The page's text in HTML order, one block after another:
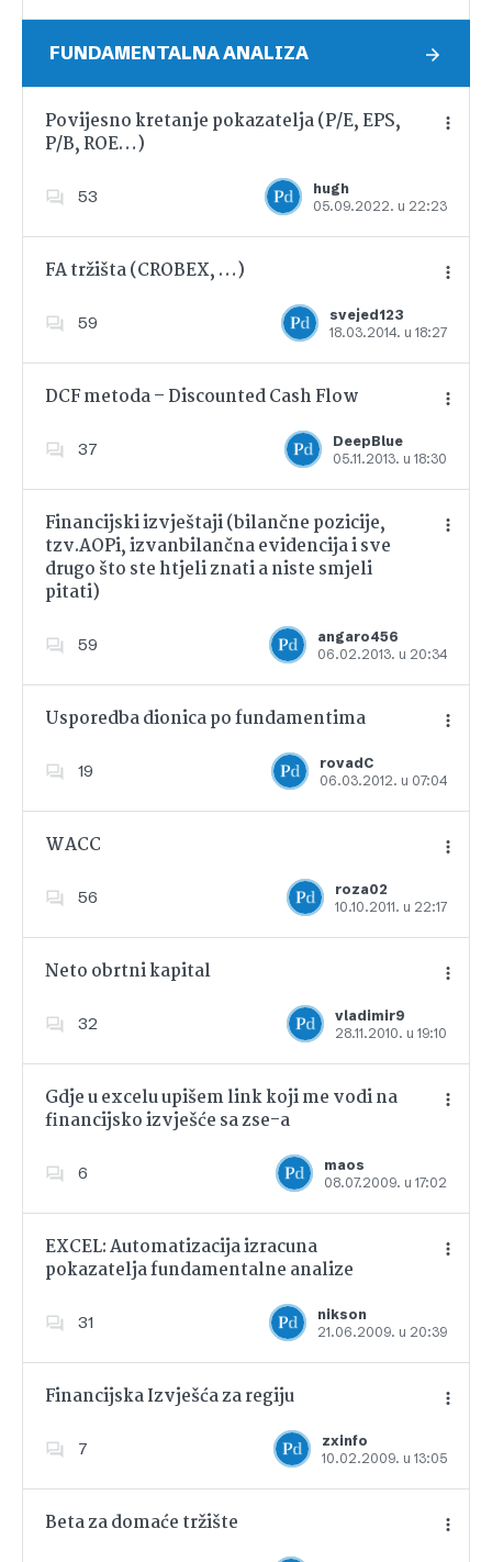
FUNDAMENTALNA ANALIZA
Povijesno kretanje pokazatelja (P/E, EPS,
P/B, ROE…)
53
hugh
05.09.2022. u 22:23
Dodajte u favorite
FA tržišta (CROBEX, …)
59
svejed123
18.03.2014. u 18:27
Dodajte u favorite
DCF metoda – Discounted Cash Flow
37
DeepBlue
05.11.2013. u 18:30
Dodajte u favorite
Financijski izvještaji (bilančne pozicije,
tzv.AOPi, izvanbilančna evidencija i sve
drugo što ste htjeli znati a niste smjeli
pitati)
59
angaro456
06.02.2013. u 20:34
Usporedba dionica po fundamentima
19
rovadC
06.03.2012. u 07:04
Dodajte u favorite
WACC
56
roza02
10.10.2011. u 22:17
Dodajte u favorite
Neto obrtni kapital
32
vladimir9
28.11.2010. u 19:10
Dodajte u favorite
Gdje u excelu upišem link koji me vodi na
financijsko izvješće sa zse-a
6
maos
08.07.2009. u 17:02
Dodajte u favorite
EXCEL: Automatizacija izracuna
pokazatelja fundamentalne analize
31
nikson
21.06.2009. u 20:39
Dodajte u favorite
Financijska Izvješća za regiju
7
zxinfo
10.02.2009. u 13:05
Dodajte u favorite
Beta za domaće tržište